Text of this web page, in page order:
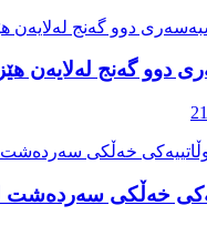
دوو گەنج لەلایەن
خەڵکی سەردەشت